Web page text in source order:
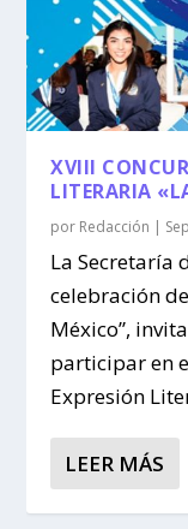
XVIII
LITERARIA
por Redacción |
La Secretaría
celebración
México”,
participar en
Expresión
LEER MÁS